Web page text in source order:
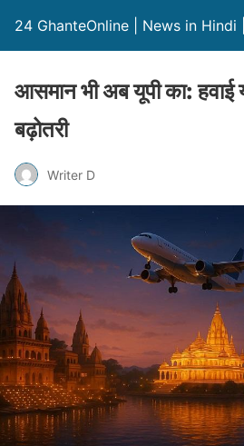
24 GhanteOnline | News in Hindi |
आसमान भी अब यूपी का: हवाई
बढ़ोतरी
Writer D